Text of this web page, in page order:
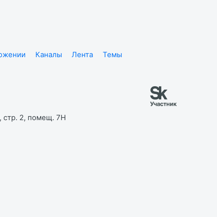
Каналы Лента
Темы
стр. 2, помещ. 7Н